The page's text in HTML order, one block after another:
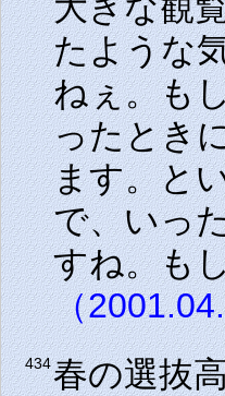
たような
ねぇ。も
ったとき
ます。と
で、いっ
すね。も
（
434春の選抜